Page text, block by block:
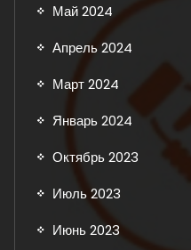
Май 2024
Апрель 2024
Март 2024
Январь 2024
Октябрь 2023
Июль 2023
Июнь 2023